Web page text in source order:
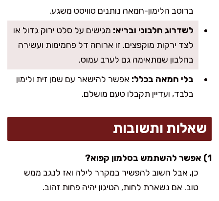
ברוטב הלימון-חמאה נותנים טוויסט משגע.
לשדרוג חלבוני ובריא: מגישים על סלט ירוק גדול או
לצד ירקות מוקפצים. זו ארוחה דל פחמימות ועשירה
בחלבון שמתאימה גם לערב עמוס.
בלי חמאה בכלל: אפשר להישאר עם שמן זית ולימון
בלבד, ועדיין תקבלו טעם מושלם.
שאלות ותשובות
1) אפשר להשתמש בסלמון קפוא?
כן, אבל חשוב להפשיר במקרר לילה ואז לנגב ממש
טוב. אם נשארת לחות, הטיגון יהיה פחות זהוב.